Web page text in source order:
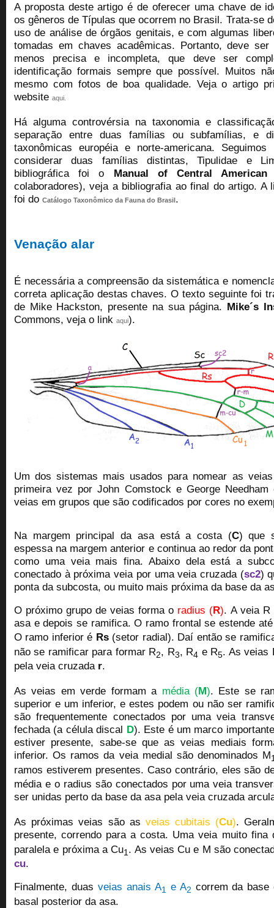
A proposta deste artigo é de oferecer uma chave de
os gêneros de Típulas que ocorrem no Brasil. Trata-se
uso de análise de órgãos genitais, e com algumas
tomadas em chaves acadêmicas. Portanto, deve
menos precisa e incompleta, que deve ser
identificação formais sempre que possível. Muitos
mesmo com fotos de boa qualidade. Veja o artigo
website aqui.
Há alguma controvérsia na taxonomia e
separação entre duas famílias ou subfamílias, e
taxonômicas européia e norte-americana.
considerar duas famílias distintas, Tipulidae e
bibliográfica foi o Manual of Central American
colaboradores), veja a bibliografia ao final do artigo. A
foi do Catálogo Taxonômico da Fauna do Brasil.
Venação alar
É necessária a compreensão da sistemática e
correta aplicação destas chaves. O texto seguinte foi
de Mike Hackston, presente na sua página. Mike´s
Commons, veja o link aqui).
Um dos sistemas mais usados para nomear as
primeira vez por John Comstock e George
veias em grupos que são codificados por cores no
Na margem principal da asa está a costa (C) que
espessa na margem anterior e continua ao redor da
como uma veia mais fina. Abaixo dela está a
conectado à próxima veia por uma veia cruzada (sc2)
ponta da subcosta, ou muito mais próxima da base da
O próximo grupo de veias forma o radius (R). A veia R
asa e depois se ramifica. O ramo frontal se estende
O ramo inferior é Rs (setor radial). Daí então se
não se ramificar para formar R2, R3, R4 e R5. As veias
pela veia cruzada r.
As veias em verde formam a média (M). Este se
superior e um inferior, e estes podem ou não ser
são frequentemente conectados por uma veia
fechada (a célula discal D). Este é um marco
estiver presente, sabe-se que as veias mediais
inferior. Os ramos da veia medial são denominados M
ramos estiverem presentes. Caso contrário, eles são
média e o radius são conectados por uma veia
ser unidas perto da base da asa pela veia cruzada
As próximas veias são as veias cubitais (Cu).
presente, correndo para a costa. Uma veia muito fina
paralela e próxima a Cu1 . As veias Cu e M são
cu.
Finalmente, duas veias anais A1 e A2 correm da
basal posterior da asa.